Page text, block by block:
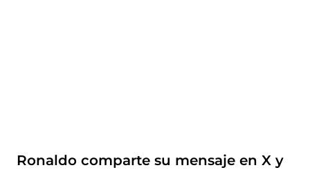
Ronaldo comparte su mensaje en X y